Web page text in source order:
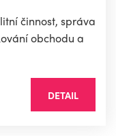
činnost, správa
obchodu a
DETAIL